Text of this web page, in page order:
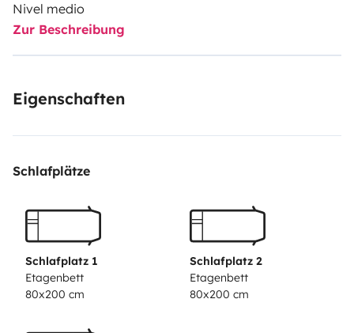
Nivel medio
Zur Beschreibung
Eigenschaften
Schlafplätze
Schlafplatz 1
Etagenbett
80x200 cm
Schlafplatz 2
Etagenbett
80x200 cm